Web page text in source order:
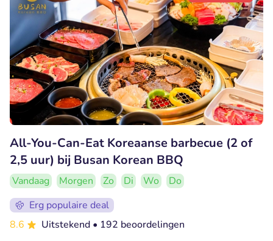
All-You-Can-Eat Koreaanse barbecue (2 of
2,5 uur) bij Busan Korean BBQ
Vandaag Morgen Zo Di Wo
Do
Erg populaire deal
8.6
Uitstekend • 192 beoordelingen